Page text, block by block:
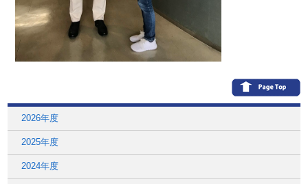
2026年度
2025年度
2024年度